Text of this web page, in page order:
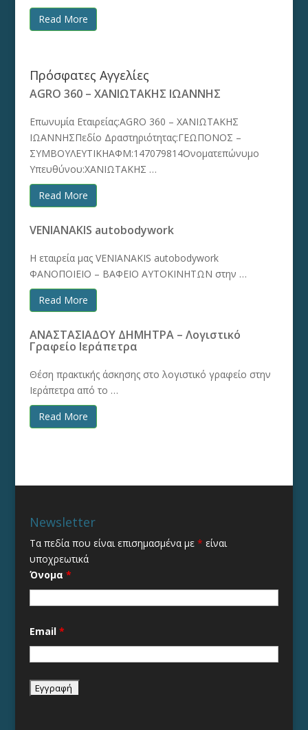
Read More
Πρόσφατες Αγγελίες
AGRO 360 – ΧΑΝΙΩΤΑΚΗΣ ΙΩΑΝΝΗΣ
Επωνυμία Εταιρείας:AGRO 360 – ΧΑΝΙΩΤΑΚΗΣ
ΙΩΑΝΝΗΣΠεδίο Δραστηριότητας:ΓΕΩΠΟΝΟΣ –
ΣΥΜΒΟΥΛΕΥΤΙΚΗΑΦΜ:147079814Ονοματεπώνυμο
Υπευθύνου:ΧΑΝΙΩΤΑΚΗΣ …
Read More
VENIANAKIS autobodywork
Η εταιρεία μας VENIANAKIS autobodywork
ΦΑΝΟΠΟΙΕΙΟ – ΒΑΦΕΙΟ ΑΥΤΟΚΙΝΗΤΩΝ στην …
Read More
ΑΝΑΣΤΑΣΙΑΔΟΥ ΔΗΜΗΤΡΑ – Λογιστικό
Γραφείο Ιεράπετρα
Θέση πρακτικής άσκησης στο λογιστικό γραφείο στην
Ιεράπετρα από το …
Read More
Newsletter
Τα πεδία που είναι επισημασμένα με * είναι
υποχρεωτικά
Όνομα *
Email *